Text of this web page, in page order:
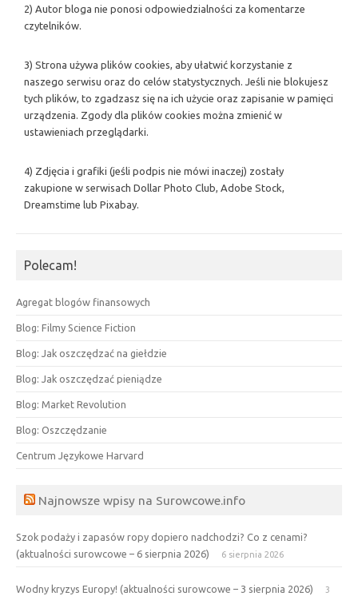
2) Autor bloga nie ponosi odpowiedzialności za komentarze
czytelników.
3) Strona używa plików cookies, aby ułatwić korzystanie z
naszego serwisu oraz do celów statystycznych. Jeśli nie blokujesz
tych plików, to zgadzasz się na ich użycie oraz zapisanie w pamięci
urządzenia. Zgody dla plików cookies można zmienić w
ustawieniach przeglądarki.
4) Zdjęcia i grafiki (jeśli podpis nie mówi inaczej) zostały
zakupione w serwisach Dollar Photo Club, Adobe Stock,
Dreamstime lub Pixabay.
Polecam!
Agregat blogów finansowych
Blog: Filmy Science Fiction
Blog: Jak oszczędzać na giełdzie
Blog: Jak oszczędzać pieniądze
Blog: Market Revolution
Blog: Oszczędzanie
Centrum Językowe Harvard
Najnowsze wpisy na Surowcowe.info
Szok podaży i zapasów ropy dopiero nadchodzi? Co z cenami?
(aktualności surowcowe – 6 sierpnia 2026)
6 sierpnia 2026
Wodny kryzys Europy! (aktualności surowcowe – 3 sierpnia 2026)
3